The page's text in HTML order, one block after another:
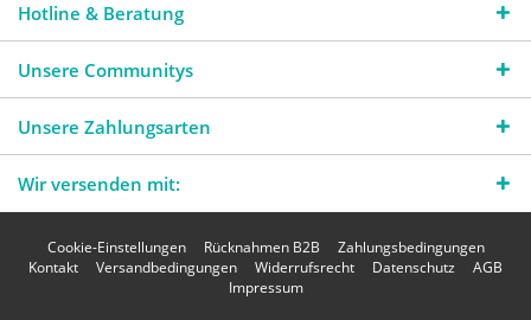
Hotline & Beratung
Unsere Communitys
Unsere Zahlungsarten
Wir versenden mit:
Cookie-Einstellungen Rücknahmen B2B
Zahlungsbedingungen
Kontakt
Versandbedingungen Widerrufsrecht Datenschutz
AGB
Impressum